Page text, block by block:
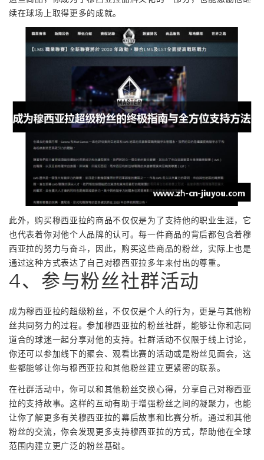
续在球场上取得更多的成就。
此外，购买穆西亚拉的商品不仅仅是为了支持他的职业生涯，它
也代表着你对他个人品牌的认可。每一件商品的背后都包含着穆
西亚拉的努力与奋斗，因此，购买这些商品的粉丝，实际上也是
通过这种方式表达了自己对穆西亚拉多年来付出的尊重。
4、参与粉丝社群活动
成为穆西亚拉的超级粉丝，不仅仅是个人的行为，更是与其他粉
丝共同努力的过程。参加穆西亚拉的粉丝社群，能够让你和志同
道合的球迷一起分享对他的支持。社群活动不仅限于线上讨论，
你还可以参加线下的聚会、观看比赛的活动或是粉丝见面会，这
些都能够让你与穆西亚拉和其他粉丝建立更紧密的联系。
在社群活动中，你可以和其他粉丝交换心得，分享自己对穆西亚
拉的支持故事。这样的互动有助于增强粉丝之间的凝聚力，也能
让你了解更多有关穆西亚拉的幕后故事和比赛分析。通过和其他
粉丝的交流，你会发现更多支持穆西亚拉的方式，帮助他在全球
范围内建立更广泛的粉丝基础。